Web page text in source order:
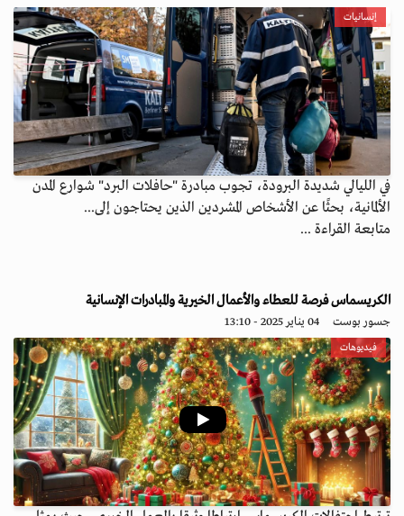
إنسانيات
في الليالي شديدة البرودة، تجوب مبادرة "حافلات البرد" شوارع المدن
الألمانية، بحثًا عن الأشخاص المشردين الذين يحتاجون إلى...
متابعة القراءة ...
الكريسماس فرصة للعطاء والأعمال الخيرية والمبادرات الإنسانية
جسور بوست 04 يناير 2025 - 13:10
فيديوهات